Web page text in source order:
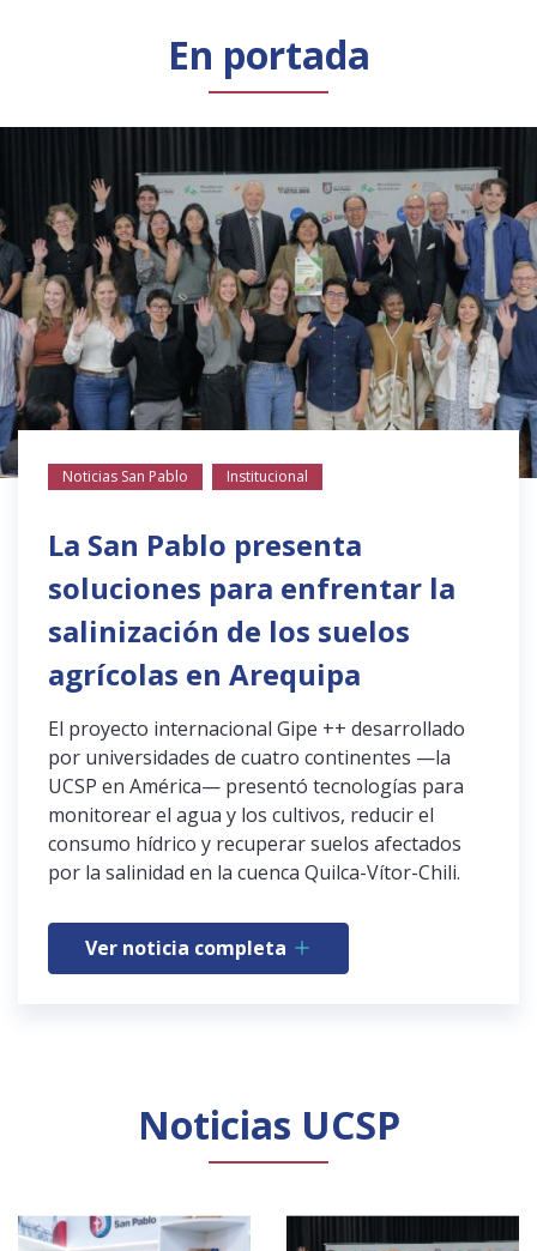
En portada
Noticias San Pablo Institucional
La San Pablo presenta
soluciones para enfrentar la
salinización de los suelos
agrícolas en Arequipa
El proyecto internacional Gipe ++ desarrollado
por universidades de cuatro continentes —la
UCSP en América— presentó tecnologías para
monitorear el agua y los cultivos, reducir el
consumo hídrico y recuperar suelos afectados
por la salinidad en la cuenca Quilca-Vítor-Chili.
Ver noticia completa
Noticias UCSP